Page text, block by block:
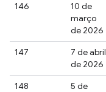
146
10 de
março
de 2026
147
7 de abril
de 2026
148
5 de